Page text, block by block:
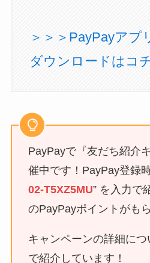
＞＞＞PayPayアプ
ダウンロードはコ
PayPayで『友だち紹介
催中です！PayPay登録
02-T5XZ5MU” を入力で
のPayPayポイントがも
キャンペーンの詳細に
で紹介しています！